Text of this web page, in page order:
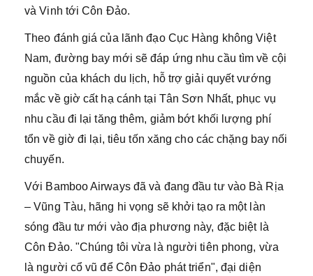
và Vinh tới Côn Đảo.
Theo đánh giá của lãnh đạo Cục Hàng không Việt
Nam, đường bay mới sẽ đáp ứng nhu cầu tìm về cội
nguồn của khách du lịch, hỗ trợ giải quyết vướng
mắc về giờ cất hạ cánh tại Tân Sơn Nhất, phục vụ
nhu cầu đi lại tăng thêm, giảm bớt khối lượng phí
tổn về giờ đi lại, tiêu tốn xăng cho các chặng bay nối
chuyến.
Với Bamboo Airways đã và đang đầu tư vào Bà Rịa
– Vũng Tàu, hãng hi vọng sẽ khởi tạo ra một làn
sóng đầu tư mới vào địa phương này, đặc biệt là
Côn Đảo. "Chúng tôi vừa là người tiên phong, vừa
là người cổ vũ để Côn Đảo phát triển", đại diện